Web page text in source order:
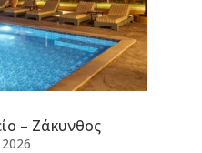
– Ζάκυνθος